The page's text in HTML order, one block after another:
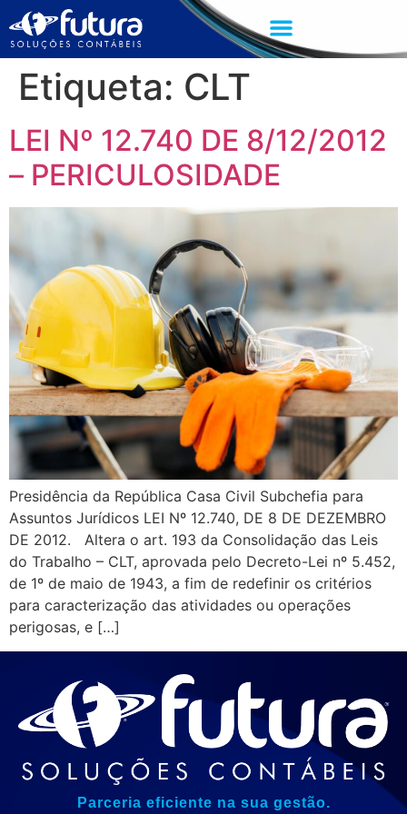
Etiqueta: CLT
LEI Nº 12.740 DE 8/12/2012
– PERICULOSIDADE
Presidência da República Casa Civil Subchefia para
Assuntos Jurídicos LEI Nº 12.740, DE 8 DE DEZEMBRO
DE 2012. Altera o art. 193 da Consolidação das Leis
do Trabalho – CLT, aprovada pelo Decreto-Lei nº 5.452,
de 1º de maio de 1943, a fim de redefinir os critérios
para caracterização das atividades ou operações
perigosas, e […]
Parceria eficiente na sua gestão.